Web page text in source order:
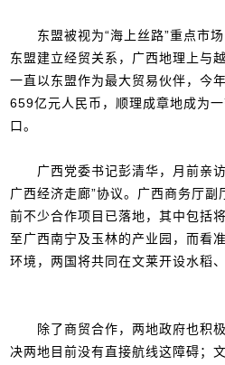
东盟被视为“海上丝路”重点市场
东盟建立经贸关系，广西地理上与
一直以东盟作为最大贸易伙伴，今
659亿元人民币，顺理成章地成为
口。
广西党委书记彭清华，月前亲访
广西经济走廊”协议。广西商务厅副
前不少合作项目已落地，其中包括
至广西南宁及玉林的产业园，而看
环境，两国将共同在文莱开设水稻
除了商贸合作，两地政府也积极
决两地目前没有直接航线这障碍；